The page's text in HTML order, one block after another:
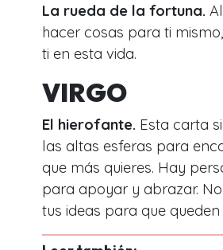
La rueda de la fortuna.
hacer cosas para ti
ti en esta vida.
VIRGO
El hierofante. Esta carta
las altas esferas para
que más quieres. Hay
para apoyar y abrazar.
tus ideas para que